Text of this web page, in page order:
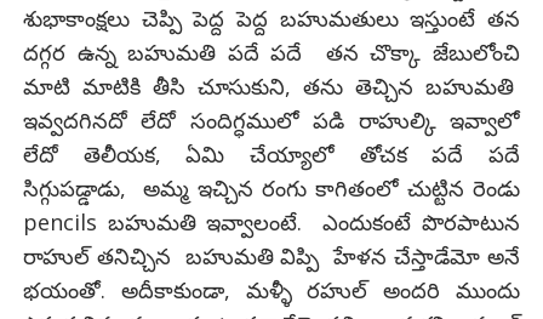
శుభాకాంక్షలు చెప్పి పెద్ద పెద్ద బహుమతులు ఇస్తుంటే తన
దగ్గర ఉన్న బహుమతి పదే పదే తన చొక్కా జేబులోంచి
మాటి మాటికి తీసి చూసుకుని, తను తెచ్చిన బహుమతి
ఇవ్వదగినదో లేదో సందిగ్ధములో పడి రాహుల్కి ఇవ్వాలో
లేదో తెలీయక, ఏమి చేయ్యాలో తోచక పదే పదే
సిగ్గుపడ్డాడు, అమ్మ ఇచ్చిన రంగు కాగితంలో చుట్టిన రెండు
pencils బహుమతి ఇవ్వాలంటే. ఎందుకంటే పొరపాటున
రాహుల్ తనిచ్చిన బహుమతి విప్పి హేళన చేస్తాడేమో అనే
భయంతో. అదీకాకుండా, మళ్ళీ రహుల్ అందరి ముందు